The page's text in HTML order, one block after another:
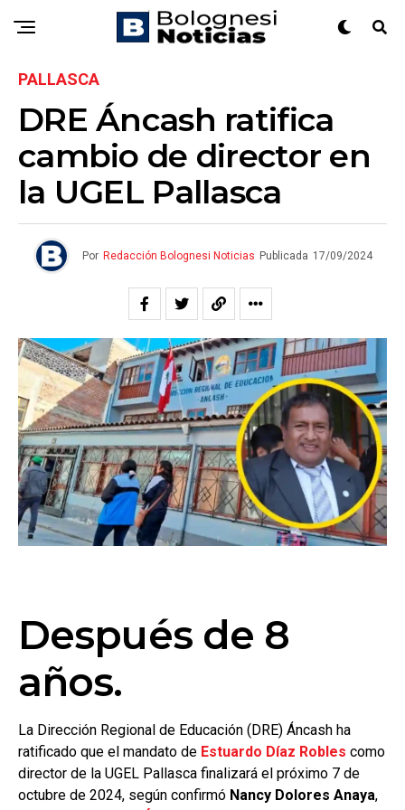
PALLASCA
DRE Áncash ratifica
cambio de director en
la UGEL Pallasca
Por Redacción Bolognesi Noticias Publicada 17/09/2024
Después de 8
años.
La Dirección Regional de Educación (DRE) Áncash ha
ratificado que el mandato de Estuardo Díaz Robles como
director de la UGEL Pallasca finalizará el próximo 7 de
octubre de 2024, según confirmó Nancy Dolores Anaya,